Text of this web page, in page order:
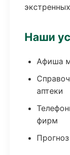
Наши
Афиша
аптеки
фирм